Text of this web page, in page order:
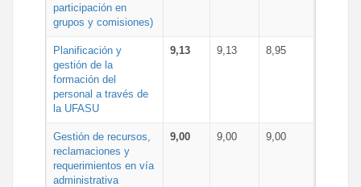
participación en
grupos y comisiones)
Planificación y
gestión de la
formación del
personal a través de
la UFASU
9,13 9,13 8,95
Gestión de recursos,
reclamaciones y
requerimientos en vía
administrativa
9,00 9,00 9,00